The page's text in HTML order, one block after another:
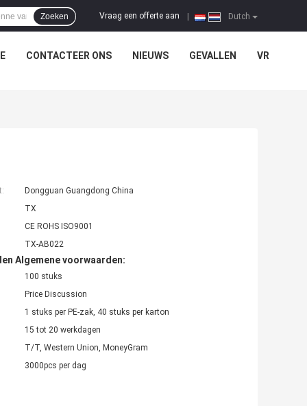
Dutch
Vraag een offerte aan
Zoeken
CONTACTEER ONS NIEUWS GEVALLEN VR
Dongguan Guangdong China
TX
CE ROHS ISO9001
TX-AB022
Algemene voorwaarden:
100 stuks
Price Discussion
1 stuks per PE-zak, 40 stuks per karton
15 tot 20 werkdagen
T/T, Western Union, MoneyGram
3000pcs per dag